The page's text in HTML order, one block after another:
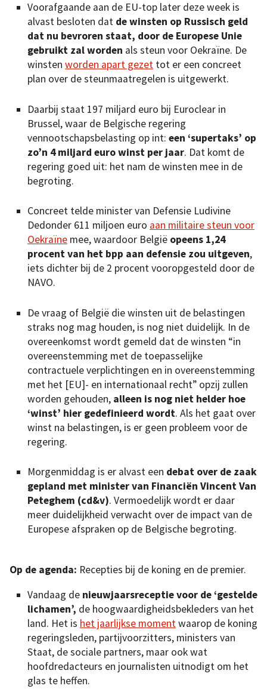
Voorafgaande aan de EU-top later deze week is
alvast besloten dat de winsten op Russisch geld
dat nu bevroren staat, door de Europese Unie
gebruikt zal worden als steun voor Oekraïne. De
winsten worden apart gezet tot er een concreet
plan over de steunmaatregelen is uitgewerkt.
Daarbij staat 197 miljard euro bij Euroclear in
Brussel, waar de Belgische regering
vennootschapsbelasting op int: een ‘supertaks’ op
zo’n 4 miljard euro winst per jaar. Dat komt de
regering goed uit: het nam de winsten mee in de
begroting.
Concreet telde minister van Defensie Ludivine
Dedonder 611 miljoen euro aan militaire steun voor
Oekraïne mee, waardoor België opeens 1,24
procent van het bpp aan defensie zou uitgeven,
iets dichter bij de 2 procent vooropgesteld door de
NAVO.
De vraag of België die winsten uit de belastingen
straks nog mag houden, is nog niet duidelijk. In de
overeenkomst wordt gemeld dat de winsten “in
overeenstemming met de toepasselijke
contractuele verplichtingen en in overeenstemming
met het [EU]- en internationaal recht” opzij zullen
worden gehouden, alleen is nog niet helder hoe
‘winst’ hier gedefinieerd wordt. Als het gaat over
winst na belastingen, is er geen probleem voor de
regering.
Morgenmiddag is er alvast een debat over de zaak
gepland met minister van Financiën Vincent Van
Peteghem (cd&v). Vermoedelijk wordt er daar
meer duidelijkheid verwacht over de impact van de
Europese afspraken op de Belgische begroting.
Op de agenda: Recepties bij de koning en de premier.
Vandaag de nieuwjaarsreceptie voor de ‘gestelde
lichamen’, de hoogwaardigheidsbekleders van het
land. Het is het jaarlijkse momentwaarop de koning
regeringsleden, partijvoorzitters, ministers van
Staat, de sociale partners, maar ook wat
hoofdredacteurs en journalisten uitnodigt om het
glas te heffen.